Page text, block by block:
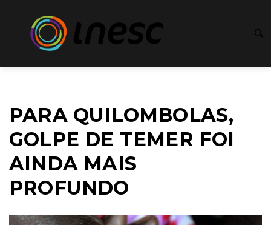
PARA QUILOMBOLAS,
GOLPE DE TEMER FOI
AINDA MAIS
PROFUNDO